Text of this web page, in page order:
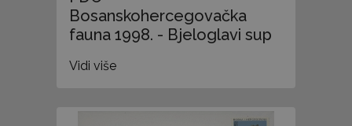
Bosanskohercegovačka
fauna 1998. - Bjeloglavi sup
Vidi više